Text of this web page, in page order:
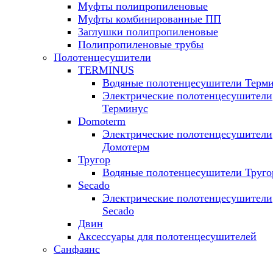
Муфты полипропиленовые
Муфты комбинированные ПП
Заглушки полипропиленовые
Полипропиленовые трубы
Полотенцесушители
TERMINUS
Водяные полотенцесушители
Электрические полотенцесушители
Терминус
Domoterm
Электрические полотенцесушители
Домотерм
Тругор
Водяные полотенцесушители
Secado
Электрические полотенцесушители
Secado
Двин
Аксессуары для полотенцесушителей
Санфаянс